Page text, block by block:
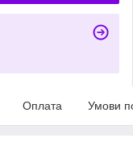
Оплата Умови